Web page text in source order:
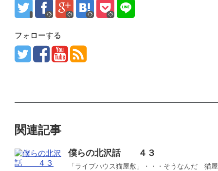
フォローする
関連記事
僕らの北沢話 ４３
「ライブハウス猫屋敷」・・・そうなんだ 猫